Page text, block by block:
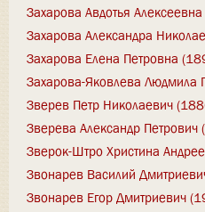
Захарова Авдотья
Захарова Александра
Захарова Елена Петровна
Захарова-Яковлева Людмила
Зверев Петр Николаевич
Зверева Александр Петрович
Зверок-Штро Христина
Звонарев Василий
Звонарев Егор Дмитриевич